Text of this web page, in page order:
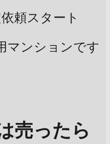
頼スタート
マンションです
売ったら